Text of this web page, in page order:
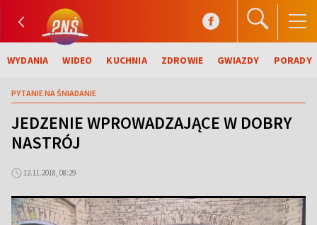
WYDANIA WIDEO KUCHNIA ZDROWIE GWIAZDY PORADY
PYTANIE NA ŚNIADANIE
JEDZENIE WPROWADZAJĄCE W DOBRY
NASTRÓJ
12.11.2018, 08:29